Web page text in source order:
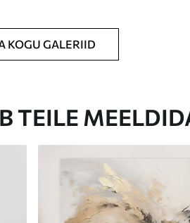
KOGU GALERIID
TEILE